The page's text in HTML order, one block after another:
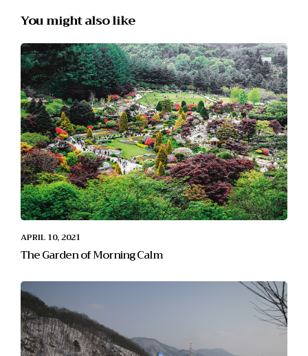
You might also like
APRIL 10, 2021
The Garden of Morning Calm